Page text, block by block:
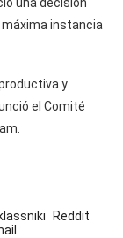
máxima instancia
y
el Comité
Reddit